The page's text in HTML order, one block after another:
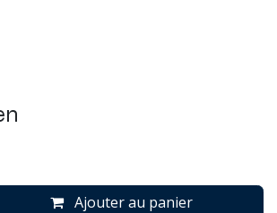
Ajouter au panier